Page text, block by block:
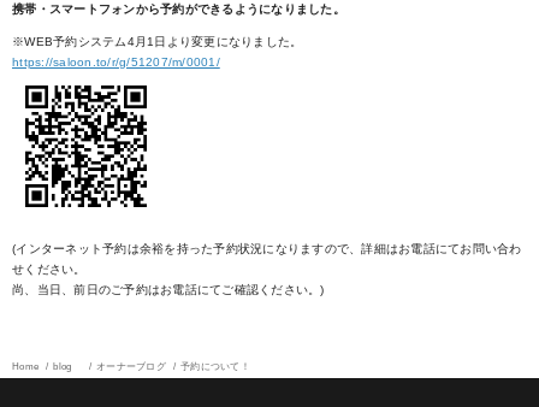
携帯・スマートフォンから予約ができるようになりました。
※WEB予約システム4月1日より変更になりました。
https://saloon.to/r/g/51207/m/0001/
(インターネット予約は余裕を持った予約状況になりますので、詳細はお電話にてお問い合わ
せください。
尚、当日、前日のご予約はお電話にてご確認ください。)
Home blog オーナーブログ 予約について！